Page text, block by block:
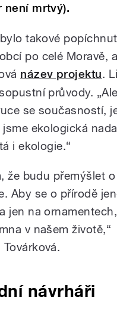
není mrtvý).
takové
po celé Moravě,
název projektu.
průvody.
se současností,
ekologická
i ekologie.“
že budu přemýšlet o
Aby se o přírodě
jen na ornamentech,
v našem životě,“
návrháři